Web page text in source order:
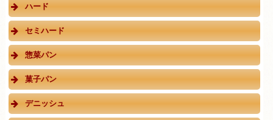
ハード
セミハード
惣菜パン
菓子パン
デニッシュ